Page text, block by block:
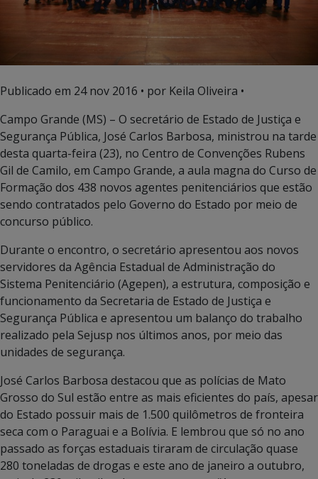
Publicado em 24 nov 2016 • por Keila Oliveira •
Campo Grande (MS) – O secretário de Estado de Justiça e
Segurança Pública, José Carlos Barbosa, ministrou na tarde
desta quarta-feira (23), no Centro de Convenções Rubens
Gil de Camilo, em Campo Grande, a aula magna do Curso de
Formação dos 438 novos agentes penitenciários que estão
sendo contratados pelo Governo do Estado por meio de
concurso público.
Durante o encontro, o secretário apresentou aos novos
servidores da Agência Estadual de Administração do
Sistema Penitenciário (Agepen), a estrutura, composição e
funcionamento da Secretaria de Estado de Justiça e
Segurança Pública e apresentou um balanço do trabalho
realizado pela Sejusp nos últimos anos, por meio das
unidades de segurança.
José Carlos Barbosa destacou que as polícias de Mato
Grosso do Sul estão entre as mais eficientes do país, apesar
do Estado possuir mais de 1.500 quilômetros de fronteira
seca com o Paraguai e a Bolívia. E lembrou que só no ano
passado as forças estaduais tiraram de circulação quase
280 toneladas de drogas e este ano de janeiro a outubro,